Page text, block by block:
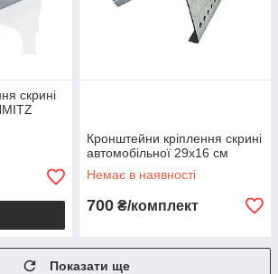
скрині
Кронштейни кріплення скрині
автомобільної 29х16 см
Немає в наявності
700 ₴/комплект
Показати ще